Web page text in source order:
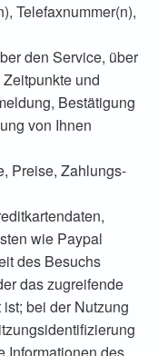
Telefaxnummer(n),
den Service, über
und
Bestätigung
von Ihnen
Preise, Zahlungs-
wie Paypal
des Besuchs
das zugreifende
bei der Nutzung